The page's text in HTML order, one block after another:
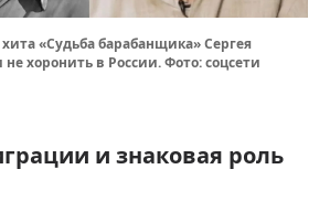
хита «Судьба барабанщика» Сергея
хоронить в России. Фото: соцсети
и знаковая роль